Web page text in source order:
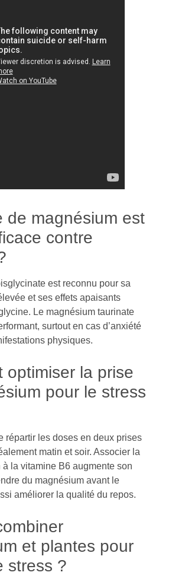
de magnésium est
contre
est reconnu pour sa
et ses effets apaisants
Le magnésium taurinate
surtout en cas d’anxiété
physiques.
optimiser la prise
pour le stress
répartir les doses en deux prises
matin et soir. Associer la
la vitamine B6 augmente son
du magnésium avant le
améliorer la qualité du repos.
et plantes pour
stress ?